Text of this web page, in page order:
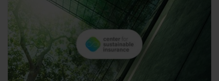
der festen Integration ökologischer sowie sozialer
Kriterien in alle Unternehmensprozesse erschließen
sich Versicherer moderne Möglichkeiten der
Risikosteuerung. Die Schwerpunkte liegen dabei auf
Investitionen in die Energiewende sowie auf
zukunftsorientierten Konzepten für den
Gebäudesektor und die Absicherung von